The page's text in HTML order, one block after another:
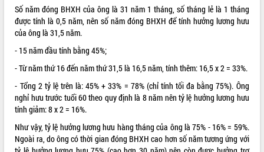
QUẢNG CÁO
Số năm đóng BHXH của ông là 31 năm 1 tháng, số tháng lẻ là 1 tháng
được tính là 0,5 năm, nên số năm đóng BHXH để tính hưởng lương hưu
của ông là 31,5 năm.
- 15 năm đầu tính bằng 45%;
- Từ năm thứ 16 đến năm thứ 31,5 là 16,5 năm, tính thêm: 16,5 x 2 = 33%.
- Tổng 2 tỷ lệ trên là: 45% + 33% = 78% (chỉ tính tối đa bằng 75%). Ông
nghỉ hưu trước tuổi 60 theo quy định là 8 năm nên tỷ lệ hưởng lương hưu
tính giảm: 8 x 2 = 16%.
Như vậy, tỷ lệ hưởng lương hưu hàng tháng của ông là 75% - 16% = 59%.
Ngoài ra, do ông có thời gian đóng BHXH cao hơn số năm tương ứng với